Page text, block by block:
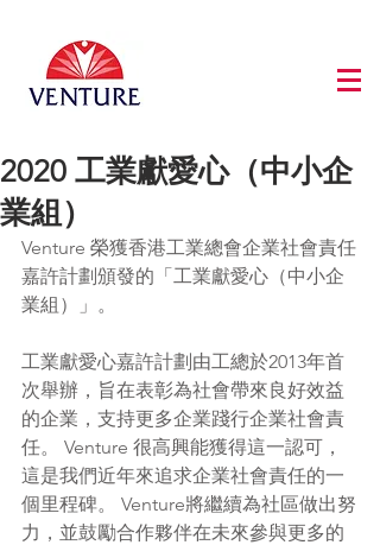
2020 工業獻愛心（中小企
業組）
Venture 榮獲香港工業總會企業社會責任
嘉許計劃頒發的「工業獻愛心（中小企
業組）」。
工業獻愛心嘉許計劃由工總於2013年首
次舉辦，旨在表彰為社會帶來良好效益
的企業，支持更多企業踐行企業社會責
任。 Venture 很高興能獲得這一認可，
這是我們近年來追求企業社會責任的一
個里程碑。 Venture將繼續為社區做出努
力，並鼓勵合作夥伴在未來參與更多的